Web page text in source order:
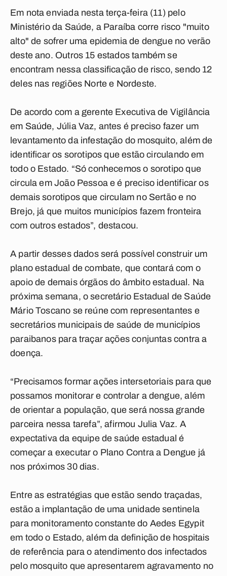
Em nota enviada nesta terça-feira (11) pelo
Ministério da Saúde, a Paraíba corre risco "muito
alto" de sofrer uma epidemia de dengue no verão
deste ano. Outros 15 estados também se
encontram nessa classificação de risco, sendo 12
deles nas regiões Norte e Nordeste.
De acordo com a gerente Executiva de Vigilância
em Saúde, Júlia Vaz, antes é preciso fazer um
levantamento da infestação do mosquito, além de
identificar os sorotipos que estão circulando em
todo o Estado. “Só conhecemos o sorotipo que
circula em João Pessoa e é preciso identificar os
demais sorotipos que circulam no Sertão e no
Brejo, já que muitos municípios fazem fronteira
com outros estados”, destacou.
A partir desses dados será possível construir um
plano estadual de combate, que contará com o
apoio de demais órgãos do âmbito estadual. Na
próxima semana, o secretário Estadual de Saúde
Mário Toscano se reúne com representantes e
secretários municipais de saúde de municípios
paraibanos para traçar ações conjuntas contra a
doença.
“Precisamos formar ações intersetoriais para que
possamos monitorar e controlar a dengue, além
de orientar a população, que será nossa grande
parceira nessa tarefa”, afirmou Julia Vaz. A
expectativa da equipe de saúde estadual é
começar a executar o Plano Contra a Dengue já
nos próximos 30 dias.
Entre as estratégias que estão sendo traçadas,
estão a implantação de uma unidade sentinela
para monitoramento constante do Aedes Egypit
em todo o Estado, além da definição de hospitais
de referência para o atendimento dos infectados
pelo mosquito que apresentarem agravamento no